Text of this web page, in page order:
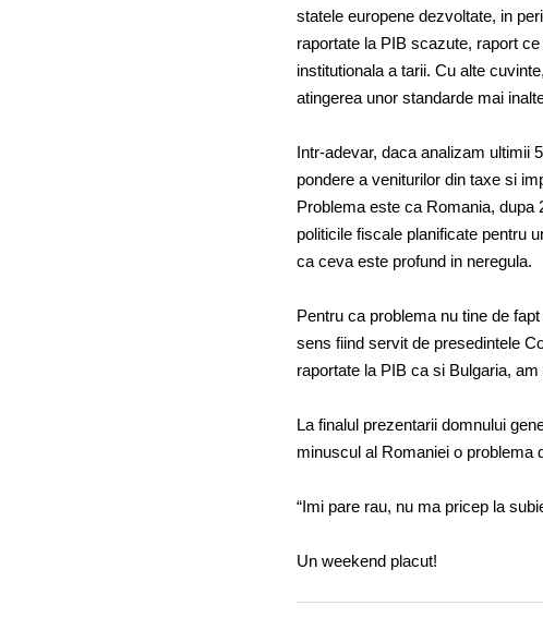
statele europene dezvoltate, in
raportate la PIB scazute, raport
institutionala a tarii. Cu alte
atingerea unor standarde mai
Intr-adevar, daca analizam ultimii
pondere a veniturilor din taxe si
Problema este ca Romania, dupa
politicile fiscale planificate pentru
ca ceva este profund in neregula.
Pentru ca problema nu tine de
sens fiind servit de presedintele
raportate la PIB ca si Bulgaria,
La finalul prezentarii domnului
minuscul al Romaniei o problema
“Imi pare rau, nu ma pricep la
Un weekend placut!